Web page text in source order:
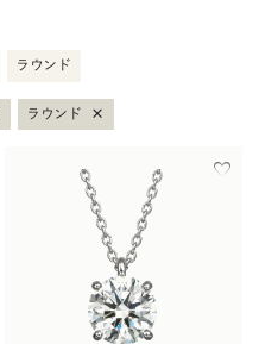
ラウンド
ラウンド ×